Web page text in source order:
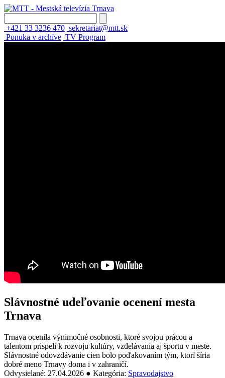
+421 33 3236 470 sekretariat@mtt.sk
Ponuka v archíve TV Program
Slávnostné udeľovanie ocenení mesta
Trnava
Trnava ocenila výnimočné osobnosti, ktoré svojou prácou a
talentom prispeli k rozvoju kultúry, vzdelávania aj športu v meste.
Slávnostné odovzdávanie cien bolo poďakovaním tým, ktorí šíria
dobré meno Trnavy doma i v zahraničí.
Odvysielané: 27.04.2026 ● Kategória: Spravodajstvo